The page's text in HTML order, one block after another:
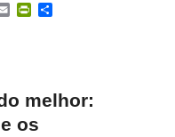
EmailPrintFriendly
Share
melhor:
os